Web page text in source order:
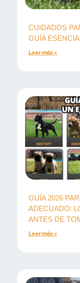
CUIDADOS
GUÍA
Leer más »
GUÍA 2026
ADECUADO:
ANTES DE
Leer más »